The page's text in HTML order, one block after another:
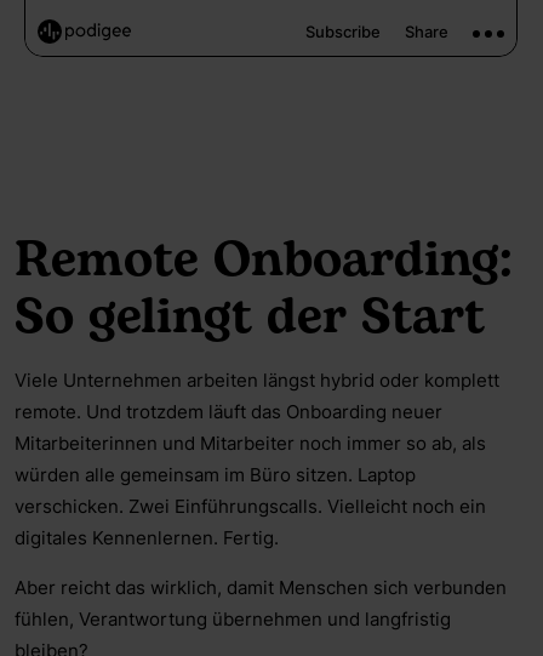
Remote Onboarding:
So gelingt der Start
Viele Unternehmen arbeiten längst hybrid oder komplett
remote. Und trotzdem läuft das Onboarding neuer
Mitarbeiterinnen und Mitarbeiter noch immer so ab, als
würden alle gemeinsam im Büro sitzen. Laptop
verschicken. Zwei Einführungscalls. Vielleicht noch ein
digitales Kennenlernen. Fertig.
Aber reicht das wirklich, damit Menschen sich verbunden
fühlen, Verantwortung übernehmen und langfristig
bleiben?